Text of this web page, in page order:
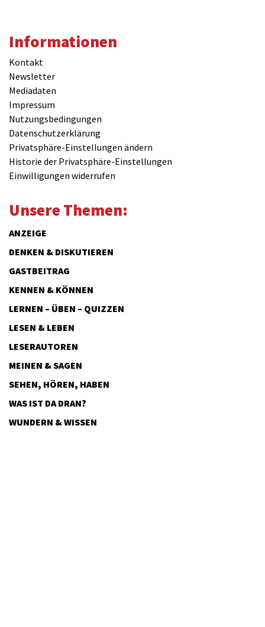
Informationen
Kontakt
Newsletter
Mediadaten
Impressum
Nutzungsbedingungen
Datenschutzerklärung
Privatsphäre-Einstellungen ändern
Historie der Privatsphäre-Einstellungen
Einwilligungen widerrufen
Unsere Themen:
ANZEIGE
DENKEN & DISKUTIEREN
GASTBEITRAG
KENNEN & KÖNNEN
LERNEN – ÜBEN – QUIZZEN
LESEN & LEBEN
LESERAUTOREN
MEINEN & SAGEN
SEHEN, HÖREN, HABEN
WAS IST DA DRAN?
WUNDERN & WISSEN